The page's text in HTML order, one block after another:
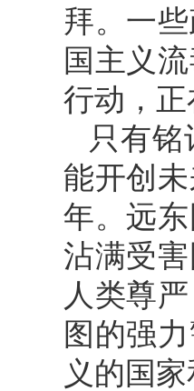
拜。一
国主义
行动，
只有
能开创
年。远
沾满受
人类尊
图的强
义的国